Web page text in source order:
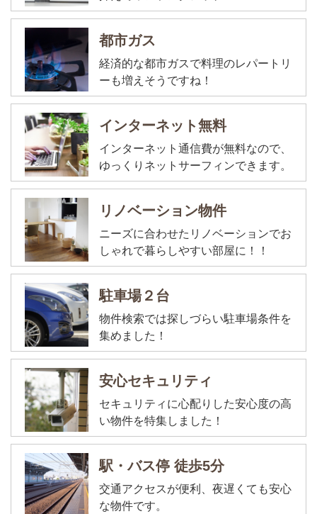
都市ガス
経済的な都市ガスで料理のレパートリ
ーも増えそうですね！
インターネット無料
インターネット通信費が無料なので、
ゆっくりネットサーフィンできます。
リノベーション物件
ニーズに合わせたリノベーションでお
しゃれで暮らしやすい部屋に！！
駐車場２台
物件検索では探しづらい駐車場条件を
集めました！
安心セキュリティ
セキュリティに心配りした安心度の高
い物件を特集しました！
駅・バス停 徒歩5分
交通アクセスが便利、夜遅くても安心
な物件です。